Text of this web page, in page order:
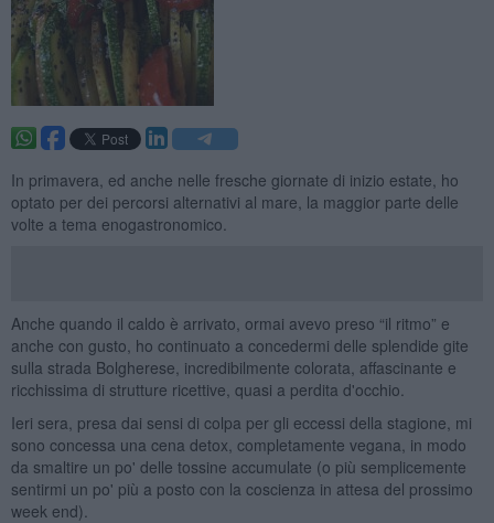
In primavera, ed anche nelle fresche giornate di inizio estate, ho
optato per dei percorsi alternativi al mare, la maggior parte delle
volte a tema enogastronomico.
Anche quando il caldo è arrivato, ormai avevo preso “il ritmo” e
anche con gusto, ho continuato a concedermi delle splendide gite
sulla strada Bolgherese, incredibilmente colorata, affascinante e
ricchissima di strutture ricettive, quasi a perdita d'occhio.
Ieri sera, presa dai sensi di colpa per gli eccessi della stagione, mi
sono concessa una cena detox, completamente vegana, in modo
da smaltire un po' delle tossine accumulate (o più semplicemente
sentirmi un po' più a posto con la coscienza in attesa del prossimo
week end).